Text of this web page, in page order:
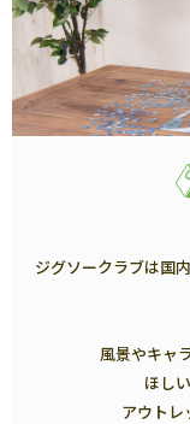
ジグソークラブは国
風景やキャ
ほし
アウトレ